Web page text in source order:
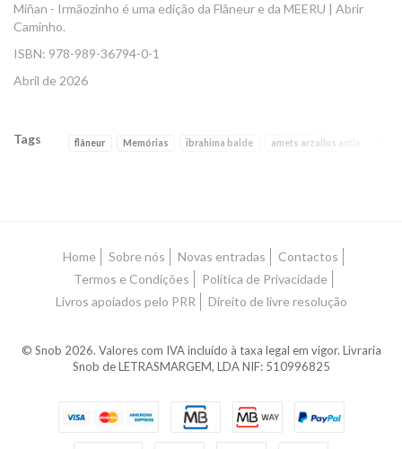
Miñan - Irmãozinho é uma edição da Flâneur e da MEERU | Abrir
Caminho.
ISBN: 978-989-36794-0-1
Abril de 2026
Tags flâneur Memórias ibrahima balde amets arzallus antia
Home Sobre nós Novas entradas
Contactos
Termos e Condições
Política de Privacidade
Livros apoiados pelo PRR
Direito de livre resolução
© Snob 2026. Valores com IVA incluído à taxa legal em vigor. Livraria
Snob de LETRASMARGEM, LDA NIF: 510996825